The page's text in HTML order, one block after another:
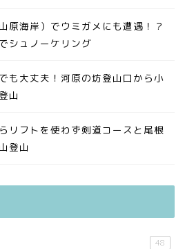
原海岸）でウミガメにも遭遇！？
シュノーケリング
も大丈夫！河原の坊登山口から小
山
リフトを使わず剣道コースと尾根
登山
48